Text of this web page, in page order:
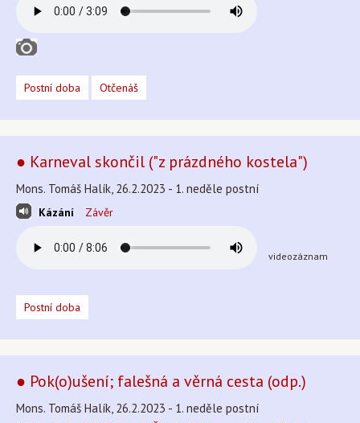
Postní doba Otčenáš
● Karneval skončil ("z prázdného kostela")
Mons. Tomáš Halík, 26.2.2023 - 1. neděle postní
Kázání Závěr
videozáznam
Postní doba
● Pok(o)ušení; falešná a věrná cesta (odp.)
Mons. Tomáš Halík, 26.2.2023 - 1. neděle postní